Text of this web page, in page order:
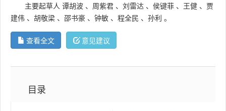
主要起草人 谭胡波 、 周紫君 、 刘雷达 、 侯键菲 、 王健 、 贾
建伟 、 胡敬梁 、 邵书豪 、 钟敏 、 程全民 、 孙利 。
查看全文 意见建议
目录